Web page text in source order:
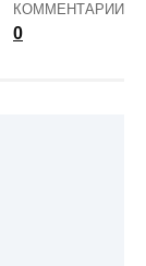
КОММЕНТАРИИ
0